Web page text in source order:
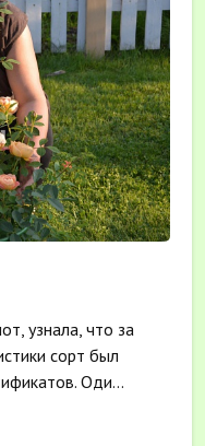
узнала, что за
сорт был
Оди...